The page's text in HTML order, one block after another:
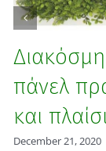
πάνελ
και
December 21, 2020